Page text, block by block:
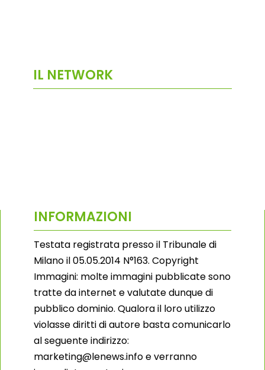
IL NETWORK
INFORMAZIONI
Testata registrata presso il Tribunale di
Milano il 05.05.2014 N°163. Copyright
Immagini: molte immagini pubblicate sono
tratte da internet e valutate dunque di
pubblico dominio. Qualora il loro utilizzo
violasse diritti di autore basta comunicarlo
al seguente indirizzo:
marketing@lenews.info e verranno